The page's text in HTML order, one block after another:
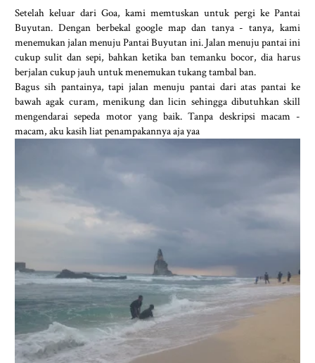
Setelah keluar dari Goa, kami memtuskan untuk pergi ke Pantai
Buyutan. Dengan berbekal google map dan tanya - tanya, kami
menemukan jalan menuju Pantai Buyutan ini. Jalan menuju pantai ini
cukup sulit dan sepi, bahkan ketika ban temanku bocor, dia harus
berjalan cukup jauh untuk menemukan tukang tambal ban.
Bagus sih pantainya, tapi jalan menuju pantai dari atas pantai ke
bawah agak curam, menikung dan licin sehingga dibutuhkan skill
mengendarai sepeda motor yang baik. Tanpa deskripsi macam -
macam, aku kasih liat penampakannya aja yaa